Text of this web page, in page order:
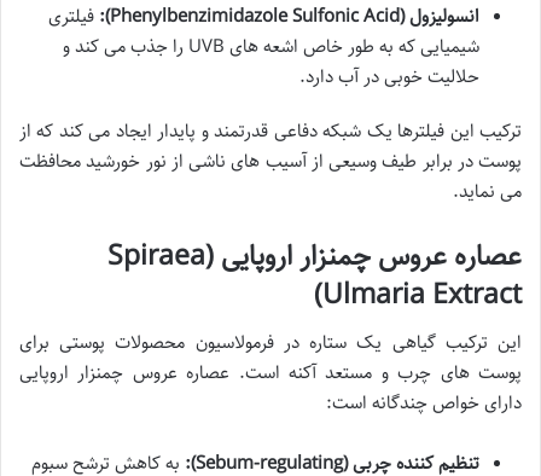
انسولیزول (Phenylbenzimidazole Sulfonic Acid):
فیلتری
شیمیایی که به طور خاص اشعه های UVB را جذب می کند و
حلالیت خوبی در آب دارد.
ترکیب این فیلترها یک شبکه دفاعی قدرتمند و پایدار ایجاد می کند که از
پوست در برابر طیف وسیعی از آسیب های ناشی از نور خورشید محافظت
می نماید.
عصاره عروس چمنزار اروپایی (Spiraea
Ulmaria Extract)
این ترکیب گیاهی یک ستاره در فرمولاسیون محصولات پوستی برای
پوست های چرب و مستعد آکنه است. عصاره عروس چمنزار اروپایی
دارای خواص چندگانه است:
تنظیم کننده چربی (Sebum-regulating): به کاهش ترشح سبوم